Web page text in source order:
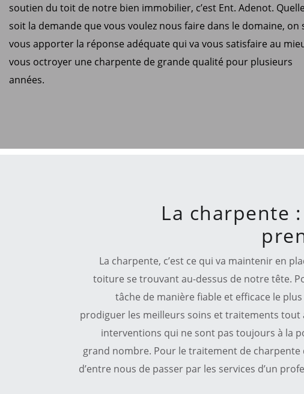
soutien du toit de notre bien immobilier, c’est Ent. Adenot.
soit la demande que vous voulez nous faire dans le domaine, on
vous apporter la réponse adéquate qui va vous satisfaire au
vous octroyer une charpente de grande qualité pour plusieurs
années.
La charpente
La charpente, c’est ce qui va maintenir en
toiture se trouvant au-dessus de notre tête.
tâche de manière fiable et efficace le
prodiguer les meilleurs soins et traitements tout
interventions qui ne sont pas toujours à la
grand nombre. Pour le traitement de charpente
d’entre nous de passer par les services d’un